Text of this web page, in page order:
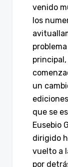
venido
los
un
que se
Eusebio
dirigido
vuelto a
por